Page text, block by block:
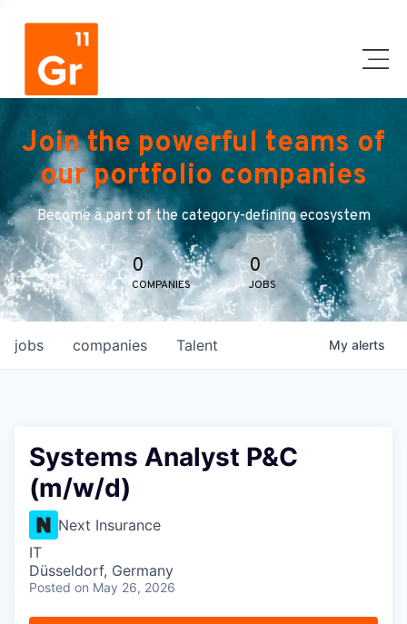
Join the powerful teams of
our portfolio companies
Become a part of the category-defining ecosystem
0
COMPANIES
0
JOBS
jobs companies Talent My alerts
Systems Analyst P&C
(m/w/d)
Next Insurance
IT
Düsseldorf, Germany
Posted on May 26, 2026